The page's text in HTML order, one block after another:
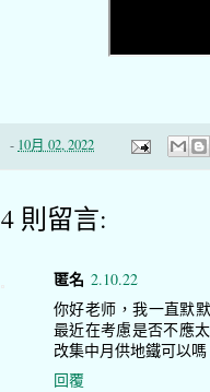
- 10月 02, 2022
4 則留言:
匿名 2.10.22
你好老师，我一直默
最近在考慮是否不應
改集中月供地鐵可以嗎
回覆